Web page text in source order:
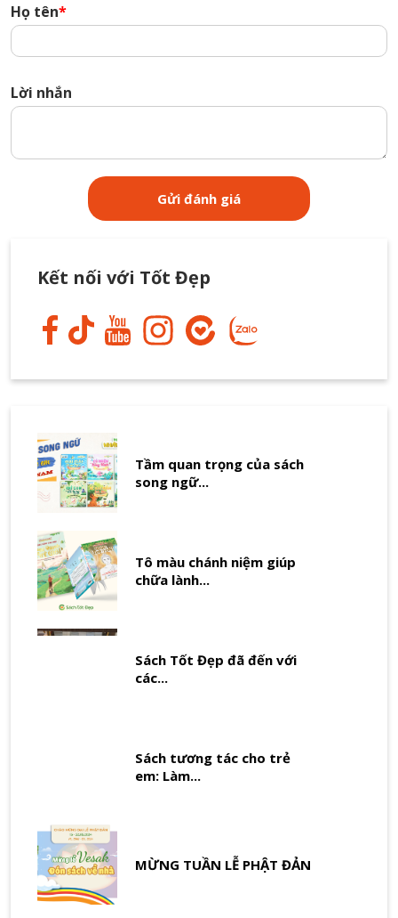
Họ tên*
Lời nhắn
Kết nối với Tốt Đẹp
Tầm quan trọng của sách
song ngữ...
Tô màu chánh niệm giúp
chữa lành...
Sách Tốt Đẹp đã đến với
các...
Sách tương tác cho trẻ
em: Làm...
MỪNG TUẦN LỄ PHẬT ĐẢN